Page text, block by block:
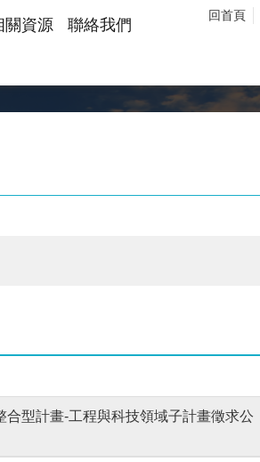
關資源
聯絡我們
回首頁
型計畫-工程與科技領域子計畫徵求公